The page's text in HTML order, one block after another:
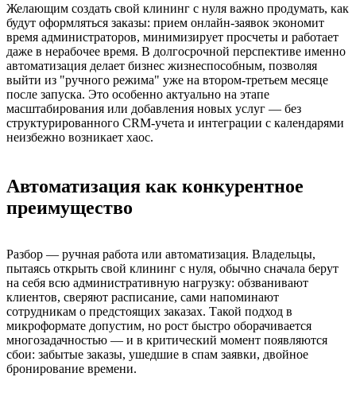
Желающим создать свой клининг с нуля важно продумать, как
будут оформляться заказы: прием онлайн-заявок экономит
время администраторов, минимизирует просчеты и работает
даже в нерабочее время. В долгосрочной перспективе именно
автоматизация делает бизнес жизнеспособным, позволяя
выйти из "ручного режима" уже на втором-третьем месяце
после запуска. Это особенно актуально на этапе
масштабирования или добавления новых услуг — без
структурированного CRM-учета и интеграции с календарями
неизбежно возникает хаос.
Автоматизация как конкурентное
преимущество
Разбор — ручная работа или автоматизация. Владельцы,
пытаясь открыть свой клининг с нуля, обычно сначала берут
на себя всю административную нагрузку: обзванивают
клиентов, сверяют расписание, сами напоминают
сотрудникам о предстоящих заказах. Такой подход в
микроформате допустим, но рост быстро оборачивается
многозадачностью — и в критический момент появляются
сбои: забытые заказы, ушедшие в спам заявки, двойное
бронирование времени.